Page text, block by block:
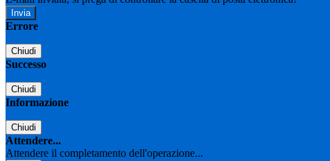
Errore
Chiudi
Successo
Chiudi
Informazione
Chiudi
Attendere...
Attendere il completamento dell'operazione...